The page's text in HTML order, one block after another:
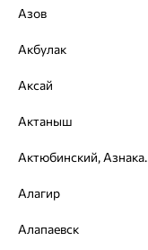
Размеры:
Азов
Акбулак
Аксай
Актаныш
Алагир
Алапаевск